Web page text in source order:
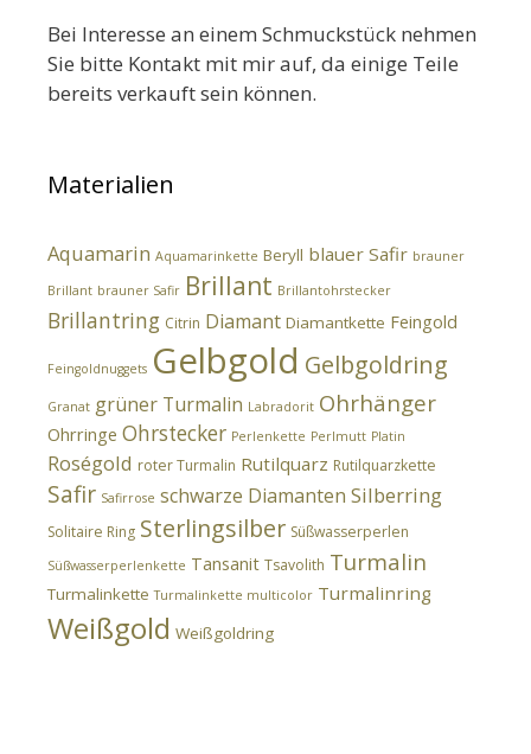
Bei Interesse an einem Schmuckstück nehmen
Sie bitte Kontakt mit mir auf, da einige Teile
bereits verkauft sein können.
Materialien
Aquamarin Aquamarinkette Beryll blauer Safir brauner
Brillant brauner Safir Brillant Brillantohrstecker
Brillantring Citrin Diamant Diamantkette Feingold
Feingoldnuggets Gelbgold Gelbgoldring
Granat grüner Turmalin Labradorit Ohrhänger
Ohrringe Ohrstecker Perlenkette Perlmutt Platin
Roségold roter Turmalin Rutilquarz Rutilquarzkette
Safir Safirrose schwarze Diamanten Silberring
Solitaire Ring Sterlingsilber Süßwasserperlen
Süßwasserperlenkette Tansanit Tsavolith Turmalin
Turmalinkette Turmalinkette multicolor Turmalinring
Weißgold Weißgoldring